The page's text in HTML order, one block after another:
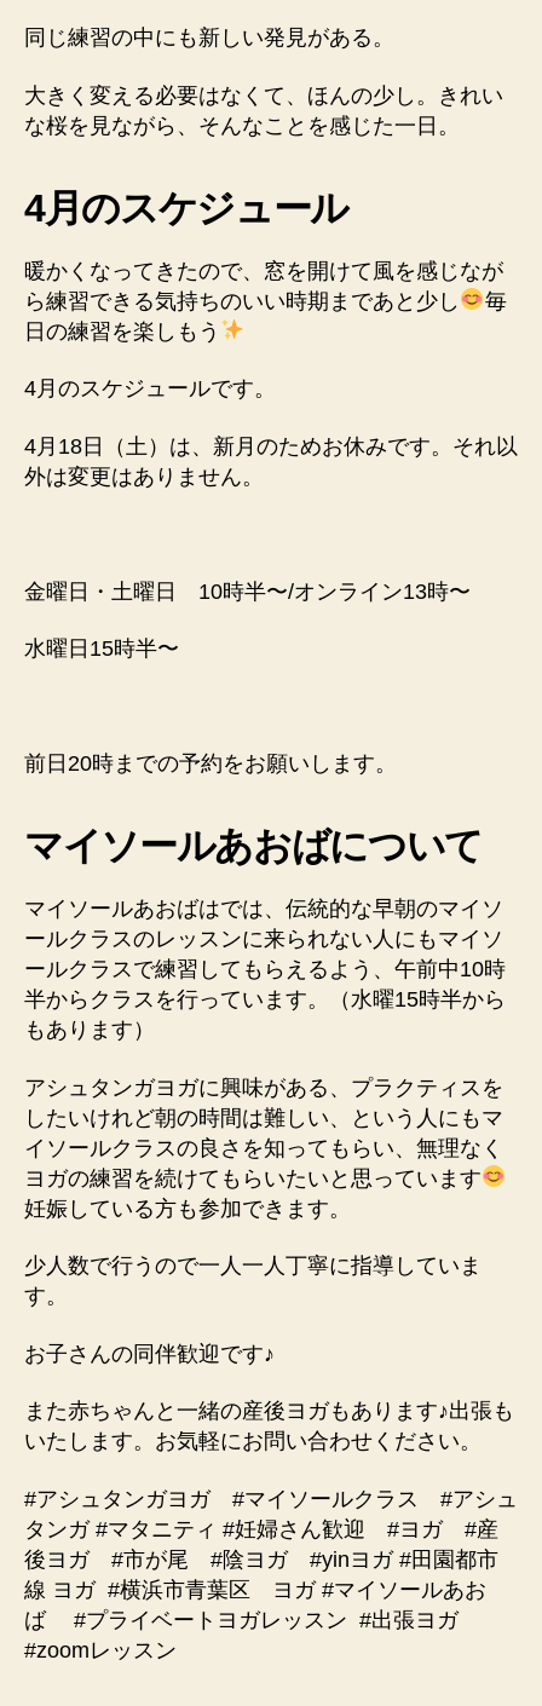
同じ練習の中にも新しい発見がある。
大きく変える必要はなくて、ほんの少し。きれい
な桜を見ながら、そんなことを感じた一日。
4月のスケジュール
暖かくなってきたので、窓を開けて風を感じなが
ら練習できる気持ちのいい時期まであと少し
毎
日の練習を楽しもう
4月のスケジュールです。
4月18日（土）は、新月のためお休みです。それ以
外は変更はありません。
金曜日・土曜日 10時半〜/オンライン13時〜
水曜日15時半〜
前日20時までの予約をお願いします。
マイソールあおばについて
マイソールあおばはでは、伝統的な早朝のマイソ
ールクラスのレッスンに来られない人にもマイソ
ールクラスで練習してもらえるよう、午前中10時
半からクラスを行っています。（水曜15時半から
もあります）
アシュタンガヨガに興味がある、プラクティスを
したいけれど朝の時間は難しい、という人にもマ
イソールクラスの良さを知ってもらい、無理なく
ヨガの練習を続けてもらいたいと思っています
妊娠している方も参加できます。
少人数で行うので一人一人丁寧に指導していま
す。
お子さんの同伴歓迎です♪
また赤ちゃんと一緒の産後ヨガもあります♪出張も
いたします。お気軽にお問い合わせください。
#アシュタンガヨガ #マイソールクラス #アシュ
タンガ #マタニティ #妊婦さん歓迎 #ヨガ #産
後ヨガ #市が尾 #陰ヨガ #yinヨガ #田園都市
線 ヨガ #横浜市青葉区 ヨガ #マイソールあお
ば #プライベートヨガレッスン #出張ヨガ
#zoomレッスン